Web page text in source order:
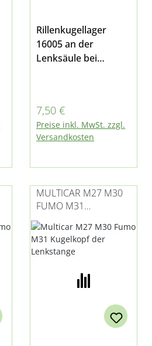
Rillenkugellager
16005 an der
Lenksäule bei
Regulärer Preis:
7,50 €
Preise inkl. MwSt. zzgl.
Versandkosten
MULTICAR M27 M30
FUMO M31
KUGELKOPF DER
LENKSTANGE